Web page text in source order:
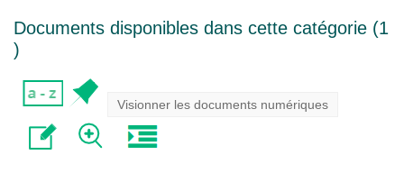
Documents disponibles dans cette catégorie (1
)
Visionner les documents numériques